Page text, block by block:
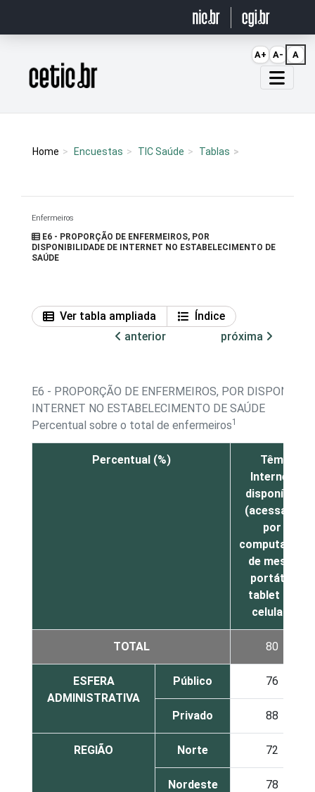
Página inicial
Home Encuestas TIC Saúde Tablas
Enfermeiros
E6 - PROPORÇÃO DE ENFERMEIROS, POR
DISPONIBILIDADE DE INTERNET NO ESTABELECIMENTO DE
SAÚDE
Ver tabla ampliada
Índice
anterior
próxima
E6 - PROPORÇÃO DE ENFERMEIROS, POR
INTERNET NO ESTABELECIMENTO DE SAÚDE
Percentual sobre o total de enfermeiros1
Percentual (%)
Têm
Internet
disponível
(acessada
por
computador
de mesa,
portátil,
tablet ou
celular)
TOTAL 80
ESFERA
ADMINISTRATIVA
Público 76
Privado 88
REGIÃO Norte 72
Nordeste 78
A+ A- A